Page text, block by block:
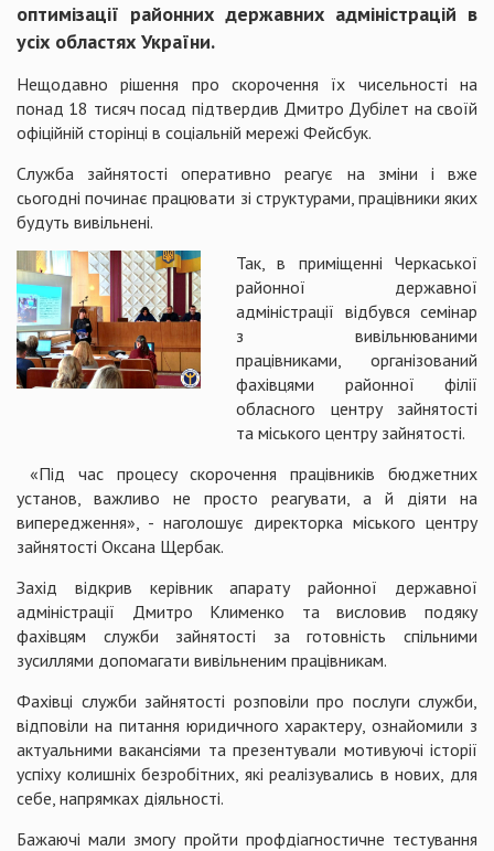
оптимізації районних державних адміністрацій в
усіх областях України.
Нещодавно рішення про скорочення їх чисельності на
понад 18 тисяч посад підтвердив Дмитро Дубілет на своїй
офіційній сторінці в соціальній мережі Фейсбук.
Служба зайнятості оперативно реагує на зміни і вже
сьогодні починає працювати зі структурами, працівники яких
будуть вивільнені.
Так, в приміщенні Черкаської
районної державної
адміністрації відбувся семінар
з вивільнюваними
працівниками, організований
фахівцями районної філії
обласного центру зайнятості
та міського центру зайнятості.
«Під час процесу скорочення працівників бюджетних
установ, важливо не просто реагувати, а й діяти на
випередження», - наголошує директорка міського центру
зайнятості Оксана Щербак.
Захід відкрив керівник апарату районної державної
адміністрації Дмитро Клименко та висловив подяку
фахівцям служби зайнятості за готовність спільними
зусиллями допомагати вивільненим працівникам.
Фахівці служби зайнятості розповіли про послуги служби,
відповіли на питання юридичного характеру, ознайомили з
актуальними вакансіями та презентували мотивуючі історії
успіху колишніх безробітних, які реалізувались в нових, для
себе, напрямках діяльності.
Бажаючі мали змогу пройти профдіагностичне тестування